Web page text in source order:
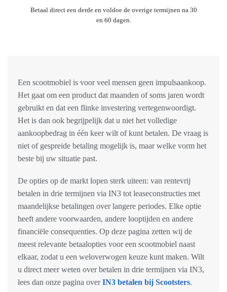
Betaal direct een derde en voldoe de overige termijnen na 30
en 60 dagen.
Een scootmobiel is voor veel mensen geen impulsaankoop.
Het gaat om een product dat maanden of soms jaren wordt
gebruikt en dat een flinke investering vertegenwoordigt.
Het is dan ook begrijpelijk dat u niet het volledige
aankoopbedrag in één keer wilt of kunt betalen. De vraag is
niet of gespreide betaling mogelijk is, maar welke vorm het
beste bij uw situatie past.
De opties op de markt lopen sterk uiteen: van rentevrij
betalen in drie termijnen via IN3 tot leaseconstructies met
maandelijkse betalingen over langere periodes. Elke optie
heeft andere voorwaarden, andere looptijden en andere
financiële consequenties. Op deze pagina zetten wij de
meest relevante betaalopties voor een scootmobiel naast
elkaar, zodat u een weloverwogen keuze kunt maken. Wilt
u direct meer weten over betalen in drie termijnen via IN3,
lees dan onze pagina overIN3 betalen bij Scootsters.